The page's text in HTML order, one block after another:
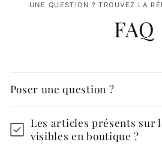
UNE QUESTION ? TROUVEZ LA
FAQ
Poser une question ?
Les articles présents sur
visibles en boutique ?